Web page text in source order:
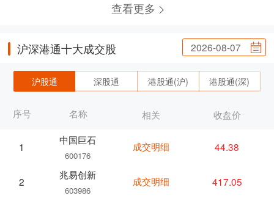
查看更多
沪深港通十大成交股 2026-08-07
沪股通 深股通 港股通(沪) 港股通(深)
序号 名称
1
中国巨石
600176
2
兆易创新
603986
相关 收盘价
成交明细 44.38
成交明细 417.05